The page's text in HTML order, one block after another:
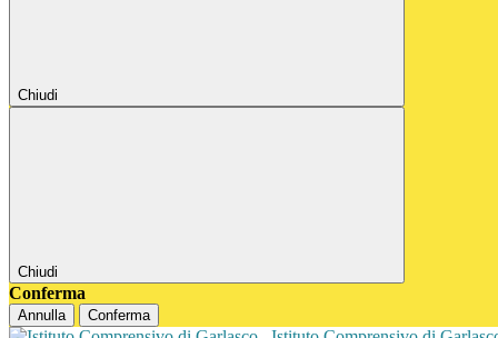
Chiudi
Chiudi
Conferma
Annulla Conferma